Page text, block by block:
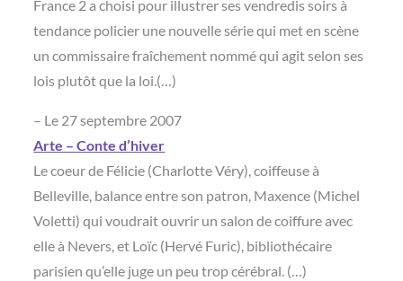
France 2 a choisi pour illustrer ses vendredis soirs à
tendance policier une nouvelle série qui met en scène
un commissaire fraîchement nommé qui agit selon ses
lois plutôt que la loi.(…)
– Le 27 septembre 2007
Arte – Conte d’hiver
Le coeur de Félicie (Charlotte Véry), coiffeuse à
Belleville, balance entre son patron, Maxence (Michel
Voletti) qui voudrait ouvrir un salon de coiffure avec
elle à Nevers, et Loïc (Hervé Furic), bibliothécaire
parisien qu’elle juge un peu trop cérébral. (…)